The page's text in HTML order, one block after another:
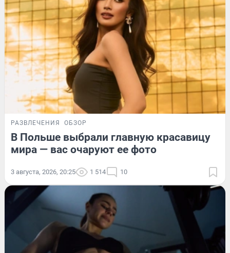
РАЗВЛЕЧЕНИЯ ОБЗОР
В Польше выбрали главную красавицу
мира — вас очаруют ее фото
3 августа, 2026, 20:25 1 514 10